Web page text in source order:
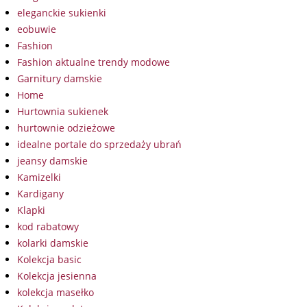
eleganckie sukienki
eobuwie
Fashion
Fashion aktualne trendy modowe
Garnitury damskie
Home
Hurtownia sukienek
hurtownie odzieżowe
idealne portale do sprzedaży ubrań
jeansy damskie
Kamizelki
Kardigany
Klapki
kod rabatowy
kolarki damskie
Kolekcja basic
Kolekcja jesienna
kolekcja masełko